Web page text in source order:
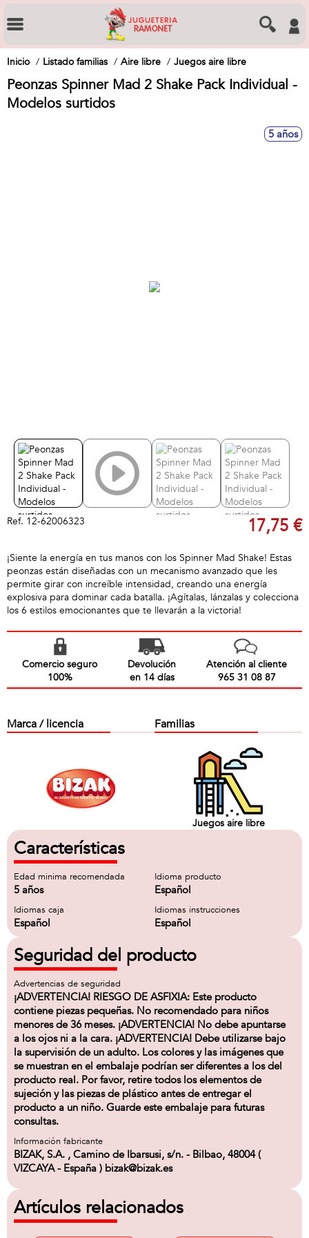
Inicio Listado familias Aire libre Juegos aire libre
Peonzas Spinner Mad 2 Shake Pack Individual -
Modelos surtidos
5 años
Ref. 12-62006323 17,75 €
¡Siente la energía en tus manos con los Spinner Mad Shake! Estas
peonzas están diseñadas con un mecanismo avanzado que les
permite girar con increíble intensidad, creando una energía
explosiva para dominar cada batalla. ¡Agítalas, lánzalas y colecciona
los 6 estilos emocionantes que te llevarán a la victoria!
Comercio seguro
100%
Devolución
en 14 días
Atención al cliente
965 31 08 87
Marca / licencia Familias
Juegos aire libre
Características
Edad minima recomendada
5 años
Idioma producto
Español
Idiomas caja
Español
Idiomas instrucciones
Español
Seguridad del producto
Advertencias de seguridad
¡ADVERTENCIA! RIESGO DE ASFIXIA: Este producto
contiene piezas pequeñas. No recomendado para niños
menores de 36 meses. ¡ADVERTENCIA! No debe apuntarse
a los ojos ni a la cara. ¡ADVERTENCIA! Debe utilizarse bajo
la supervisión de un adulto. Los colores y las imágenes que
se muestran en el embalaje podrían ser diferentes a los del
producto real. Por favor, retire todos los elementos de
sujeción y las piezas de plástico antes de entregar el
producto a un niño. Guarde este embalaje para futuras
consultas.
Información fabricante
BIZAK, S.A. , Camino de Ibarsusi, s/n. - Bilbao, 48004 (
VIZCAYA - España ) bizak@bizak.es
Artículos relacionados